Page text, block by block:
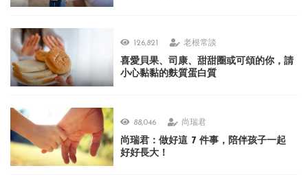
126,821 老根常談
喜愛貝果、司康、甜甜圈或可頌的你，請
小心黏黏的麩質蛋白質
88,046 尚瑞君
尚瑞君：做好這 7 件事，陪伴孩子一起
好好長大！